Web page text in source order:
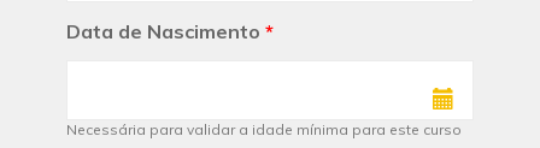
Data de Nascimento *
Necessária para validar a idade mínima para este curso